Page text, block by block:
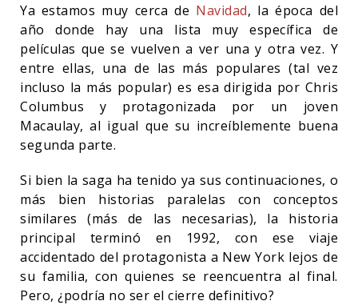
Ya estamos muy cerca de Navidad, la época del
año donde hay una lista muy específica de
películas que se vuelven a ver una y otra vez. Y
entre ellas, una de las más populares (tal vez
incluso la más popular) es esa dirigida por Chris
Columbus y protagonizada por un joven
Macaulay, al igual que su increíblemente buena
segunda parte.
Si bien la saga ha tenido ya sus continuaciones, o
más bien historias paralelas con conceptos
similares (más de las necesarias), la historia
principal terminó en 1992, con ese viaje
accidentado del protagonista a New York lejos de
su familia, con quienes se reencuentra al final.
Pero, ¿podría no ser el cierre definitivo?